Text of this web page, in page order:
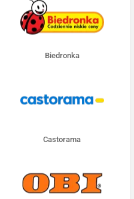
Biedronka
Castorama